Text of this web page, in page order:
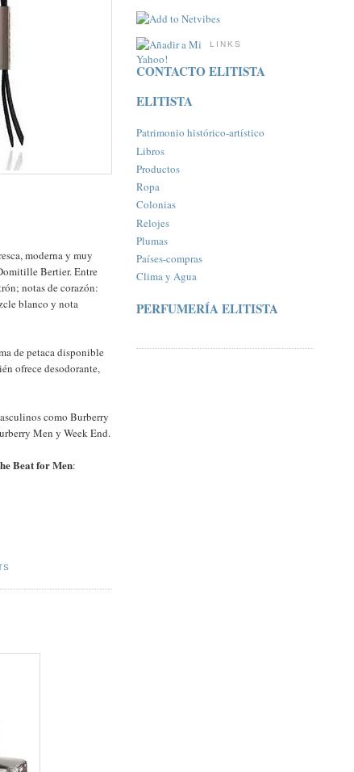
moderna y muy
Bertier. Entre
notas de corazón:
blanco y nota
de petaca disponible
ofrece desodorante,
como Burberry
Men y Week End.
Beat for Men:
LINKS
CONTACTO ELITISTA
ELITISTA
Patrimonio histórico-artí­stico
Libros
Productos
Ropa
Colonias
Relojes
Plumas
Paí­ses-compras
Clima y Agua
PERFUMERÍA ELITISTA